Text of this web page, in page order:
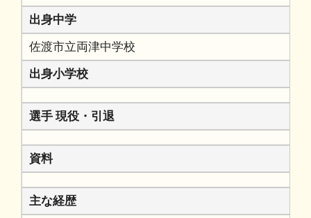
出身中学
佐渡市立両津中学校
出身小学校
選手 現役・引退
資料
主な経歴